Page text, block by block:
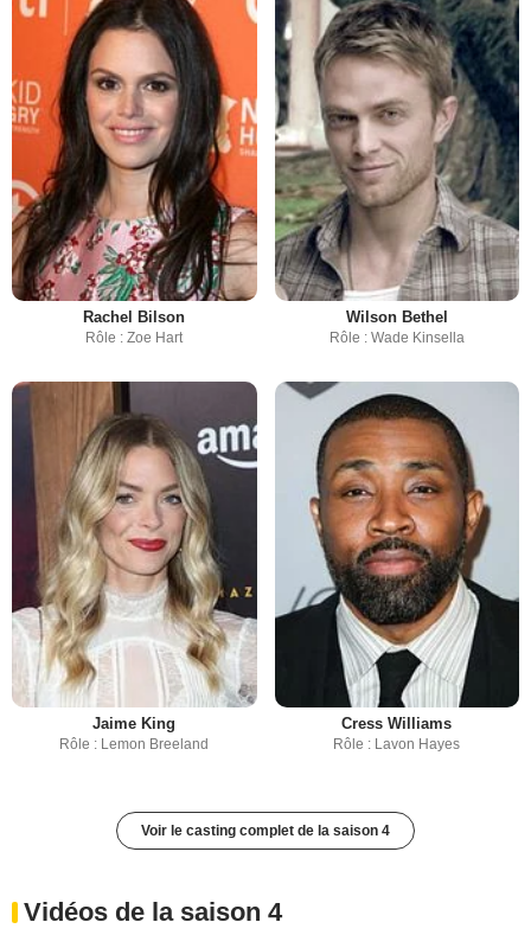
Rachel Bilson
Rôle : Zoe Hart
Wilson Bethel
Rôle : Wade Kinsella
Jaime King
Rôle : Lemon Breeland
Cress Williams
Rôle : Lavon Hayes
Voir le casting complet de la saison 4
Vidéos de la saison 4